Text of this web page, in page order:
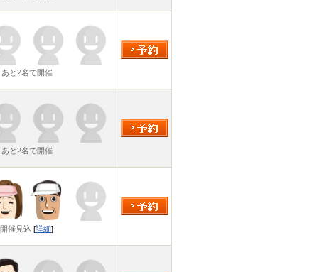
あと2名で開催
あと2名で開催
開催見込 [詳細]